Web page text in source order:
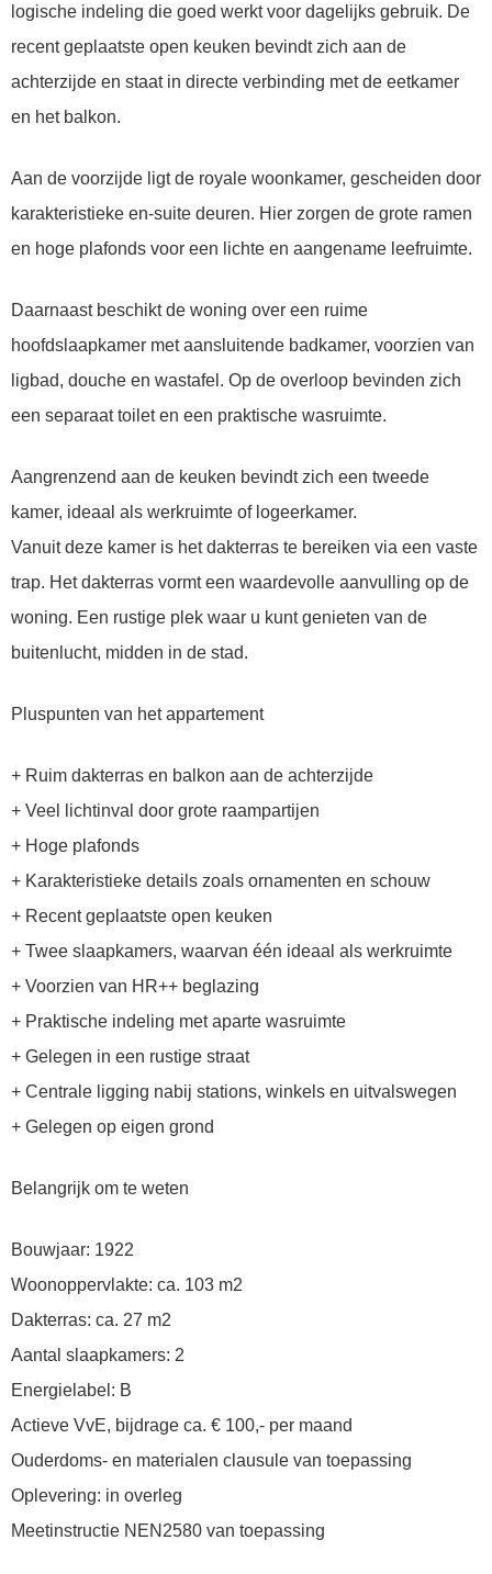
logische indeling die goed werkt voor dagelijks gebruik. De
recent geplaatste open keuken bevindt zich aan de
achterzijde en staat in directe verbinding met de eetkamer
en het balkon.
Aan de voorzijde ligt de royale woonkamer, gescheiden door
karakteristieke en-suite deuren. Hier zorgen de grote ramen
en hoge plafonds voor een lichte en aangename leefruimte.
Daarnaast beschikt de woning over een ruime
hoofdslaapkamer met aansluitende badkamer, voorzien van
ligbad, douche en wastafel. Op de overloop bevinden zich
een separaat toilet en een praktische wasruimte.
Aangrenzend aan de keuken bevindt zich een tweede
kamer, ideaal als werkruimte of logeerkamer.
Vanuit deze kamer is het dakterras te bereiken via een vaste
trap. Het dakterras vormt een waardevolle aanvulling op de
woning. Een rustige plek waar u kunt genieten van de
buitenlucht, midden in de stad.
Pluspunten van het appartement
+ Ruim dakterras en balkon aan de achterzijde
+ Veel lichtinval door grote raampartijen
+ Hoge plafonds
+ Karakteristieke details zoals ornamenten en schouw
+ Recent geplaatste open keuken
+ Twee slaapkamers, waarvan één ideaal als werkruimte
+ Voorzien van HR++ beglazing
+ Praktische indeling met aparte wasruimte
+ Gelegen in een rustige straat
+ Centrale ligging nabij stations, winkels en uitvalswegen
+ Gelegen op eigen grond
Belangrijk om te weten
Bouwjaar: 1922
Woonoppervlakte: ca. 103 m2
Dakterras: ca. 27 m2
Aantal slaapkamers: 2
Energielabel: B
Actieve VvE, bijdrage ca. € 100,- per maand
Ouderdoms- en materialen clausule van toepassing
Oplevering: in overleg
Meetinstructie NEN2580 van toepassing